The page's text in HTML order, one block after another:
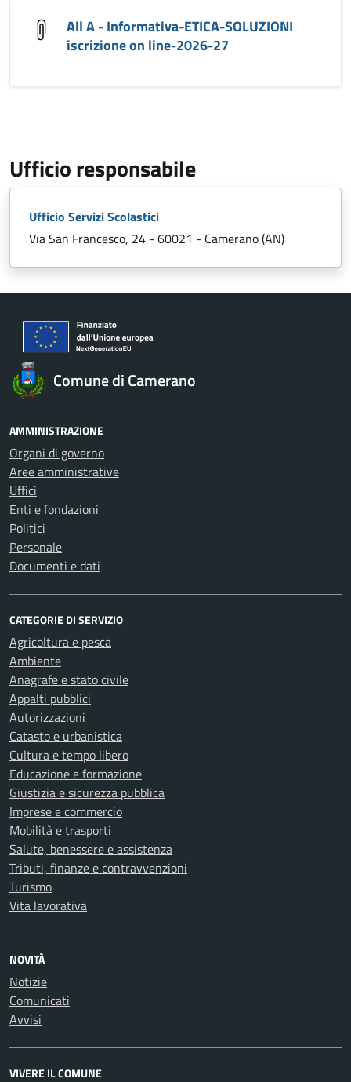
All A - Informativa-ETICA-SOLUZIONI
iscrizione on line-2026-27
Ufficio responsabile
Ufficio Servizi Scolastici
Via San Francesco, 24 - 60021 - Camerano (AN)
Comune di Camerano
AMMINISTRAZIONE
Organi di governo
Aree amministrative
Uffici
Enti e fondazioni
Politici
Personale
Documenti e dati
CATEGORIE DI SERVIZIO
Agricoltura e pesca
Ambiente
Anagrafe e stato civile
Appalti pubblici
Autorizzazioni
Catasto e urbanistica
Cultura e tempo libero
Educazione e formazione
Giustizia e sicurezza pubblica
Imprese e commercio
Mobilità e trasporti
Salute, benessere e assistenza
Tributi, finanze e contravvenzioni
Turismo
Vita lavorativa
NOVITÀ
Notizie
Comunicati
Avvisi
VIVERE IL COMUNE